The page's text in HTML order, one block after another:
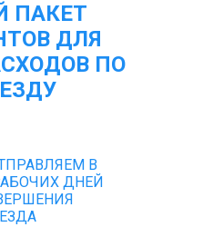
ПАКЕТ
ДЛЯ
ПО
В
ДНЕЙ